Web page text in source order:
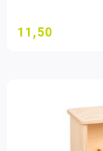
11,50